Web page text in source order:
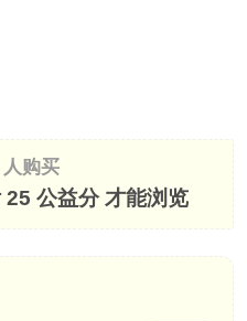
人购买
25 公益分才能浏览